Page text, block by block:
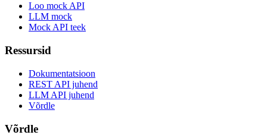
Loo mock API
LLM mock
Mock API teek
Ressursid
Dokumentatsioon
REST API juhend
LLM API juhend
Võrdle
Võrdle